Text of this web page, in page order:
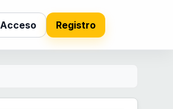
Acceso Registro